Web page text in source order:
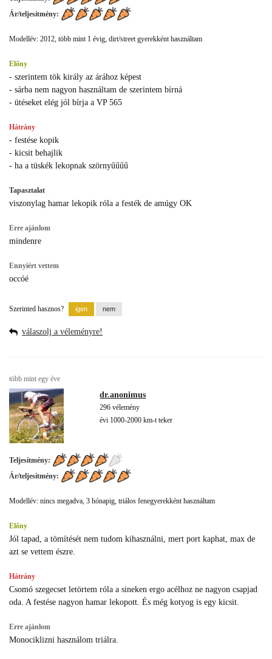
Ár/teljesítmény:
Modellév: 2012, több mint 1 évig, dirt/street gyerekként használtam
Előny
- szerintem tök király az árához képest
- sárba nem nagyon használtam de szerintem bírná
- ütéseket elég jól bírja a VP 565
Hátrány
- festése kopik
- kicsit behajlik
- ha a tüskék lekopnak szörnyűűűű
Tapasztalat
viszonylag hamar lekopik róla a festék de amúgy OK
Erre ajánlom
mindenre
Ennyiért vettem
occóé
Szerinted hasznos?
válaszolj a véleményre!
több mint egy éve
dr.anonimus
296 vélemény
évi 1000-2000 km-t teker
Teljesítmény:
Ár/teljesítmény:
Modellév: nincs megadva, 3 hónapig, triálos fenegyerekként használtam
Előny
Jól tapad, a tömítését nem tudom kihasználni, mert port kaphat, max de
azt se vettem észre.
Hátrány
Csomó szegecset letörtem róla a sineken ergo acélhoz ne nagyon csapjad
oda. A festése nagyon hamar lekopott. És még kotyog is egy kicsit.
Erre ajánlom
Monociklizni használom triálra.